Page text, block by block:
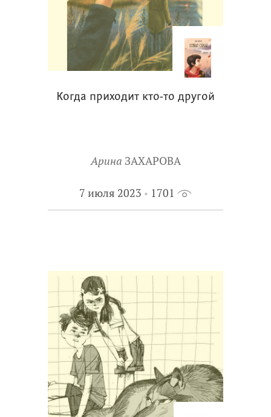
Когда приходит кто-то другой
Арина ЗАХАРОВА
7 июля 2023 1701